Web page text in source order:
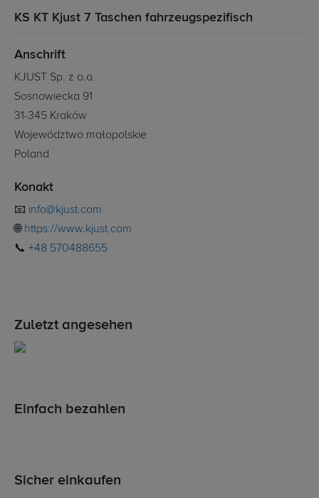
KS KT Kjust 7 Taschen fahrzeugspezifisch
Anschrift
KJUST Sp. z o.o.
Sosnowiecka 91
31-345 Kraków
Województwo małopolskie
Poland
Konakt
📧 info@kjust.com
🌐 https://www.kjust.com
📞 +48 570488655
Zuletzt angesehen
Einfach bezahlen
Sicher einkaufen